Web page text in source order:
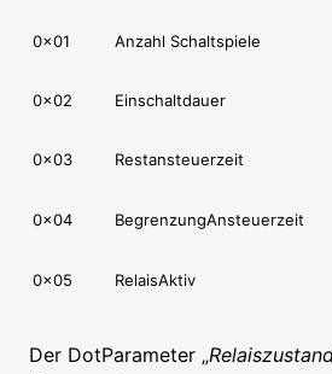
0x01 Anzahl Schaltspiele
0x02 Einschaltdauer
0x03 Restansteuerzeit
0x04 BegrenzungAnsteuerzeit
0x05 RelaisAktiv
Der DotParameter „